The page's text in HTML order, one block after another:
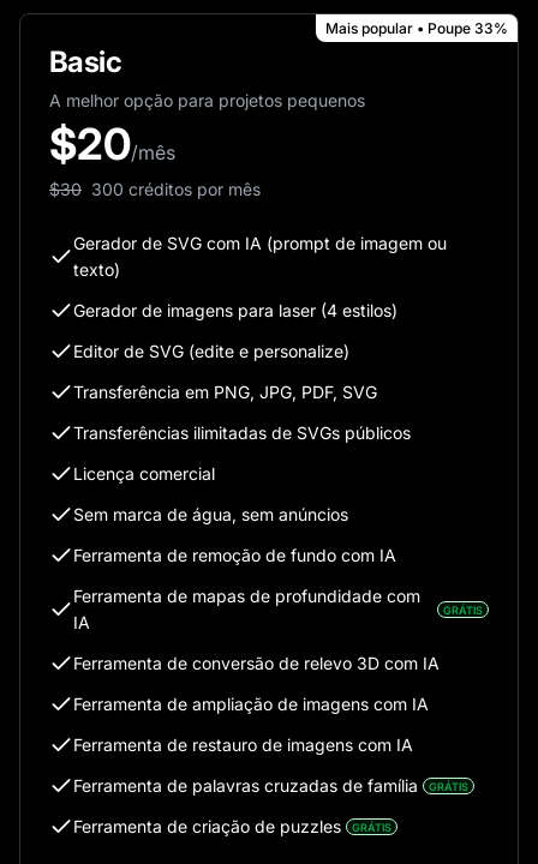
Mais popular • Poupe 33%
Basic
A melhor opção para projetos pequenos
$20/mês
$30 300 créditos por mês
Gerador de SVG com IA (prompt de imagem ou
texto)
Gerador de imagens para laser (4 estilos)
Editor de SVG (edite e personalize)
Transferência em PNG, JPG, PDF, SVG
Transferências ilimitadas de SVGs públicos
Licença comercial
Sem marca de água, sem anúncios
Ferramenta de remoção de fundo com IA
Ferramenta de mapas de profundidade com
IA
GRÁTIS
Ferramenta de conversão de relevo 3D com IA
Ferramenta de ampliação de imagens com IA
Ferramenta de restauro de imagens com IA
Ferramenta de palavras cruzadas de família
GRÁTIS
Ferramenta de criação de puzzles GRÁTIS